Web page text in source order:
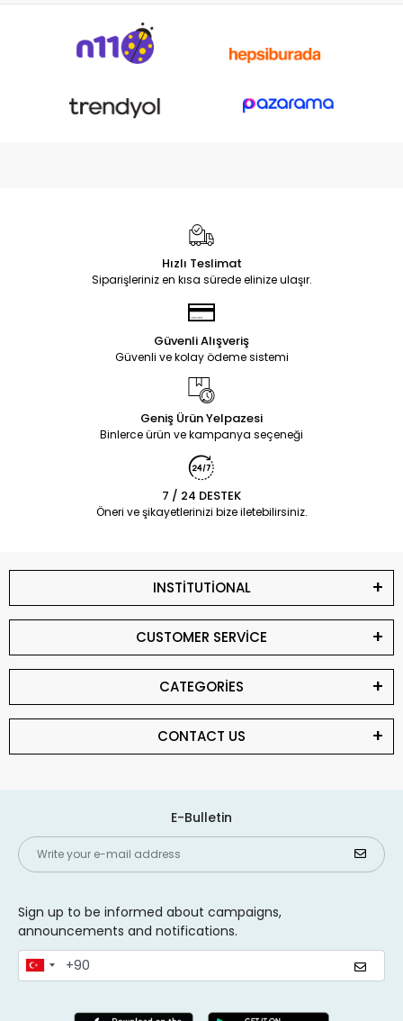
Hızlı Teslimat
Siparişleriniz en kısa sürede elinize ulaşır.
Güvenli Alışveriş
Güvenli ve kolay ödeme sistemi
Geniş Ürün Yelpazesi
Binlerce ürün ve kampanya seçeneği
7 / 24 DESTEK
Öneri ve şikayetlerinizi bize iletebilirsiniz.
INSTİTUTİONAL
CUSTOMER SERVİCE
CATEGORİES
CONTACT US
E-Bulletin
Sign up to be informed about campaigns,
announcements and notifications.